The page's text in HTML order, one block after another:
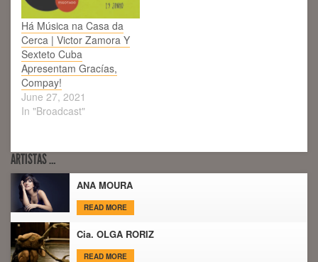
Há Música na Casa da
Cerca | Victor Zamora Y
Sexteto Cuba
Apresentam Gracías,
Compay!
June 27, 2021
In "Broadcast"
ARTISTAS …
ANA MOURA
READ MORE
Cia. OLGA RORIZ
READ MORE